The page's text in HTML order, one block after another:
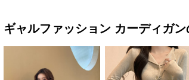
ギャルファッション カーディガン